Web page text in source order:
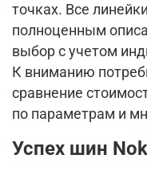
точках. Все
полноценным
выбор с учетом
К вниманию
сравнение
по параметрам и
Успех шин